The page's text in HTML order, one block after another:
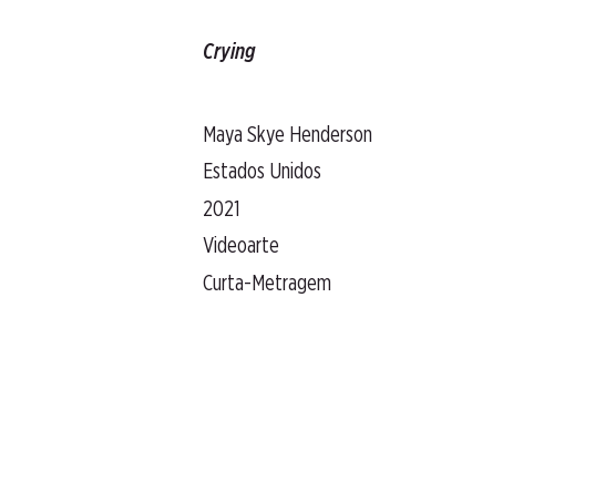
Crying
Maya Skye Henderson
Estados Unidos
2021
Videoarte
Curta-Metragem